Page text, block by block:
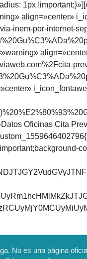
1px
align=»center»
inem-por-internet-
Oficinas Cita
No es una página